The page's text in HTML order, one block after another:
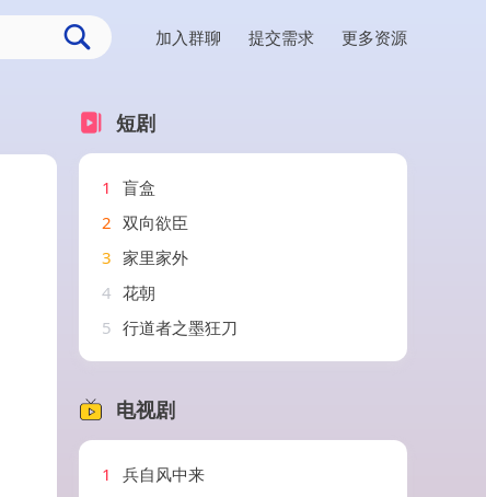
加入群聊 提交需求 更多资源
短剧
1
盲盒
2 双向欲臣
3 家里家外
4 花朝
5 行道者之墨狂刀
电视剧
1
兵自风中来